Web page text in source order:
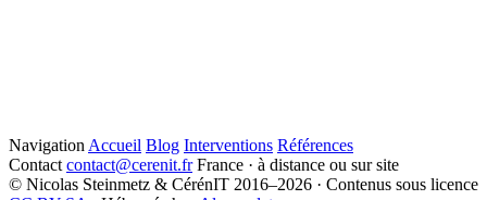
Navigation Accueil Blog Interventions Références
Contact contact@cerenit.fr France · à distance ou sur site
© Nicolas Steinmetz & CérénIT 2016–2026 · Contenus sous licence